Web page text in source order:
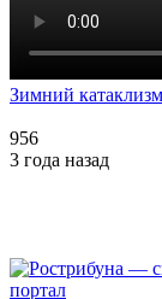
Зимний катаклизм
956
3 года назад